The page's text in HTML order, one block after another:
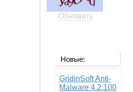
Обновить
Новые:
GridinSoft Anti-
Malware 4.2.100